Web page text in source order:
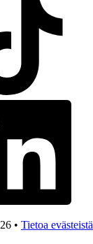
• Tietoa evästeistä